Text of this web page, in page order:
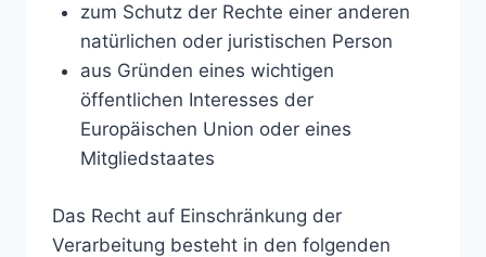
zum Schutz der Rechte einer anderen
natürlichen oder juristischen Person
aus Gründen eines wichtigen
öffentlichen Interesses der
Europäischen Union oder eines
Mitgliedstaates
Das Recht auf Einschränkung der
Verarbeitung besteht in den folgenden